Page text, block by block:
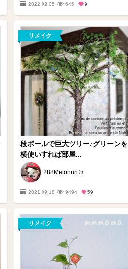
2022.02.05 645 9
リメイク
段ボールで巨大ツリー♪グリーンを
横使いすれば部屋...
288Melonnn🍈
2021.09.18 9494 59
リメイク